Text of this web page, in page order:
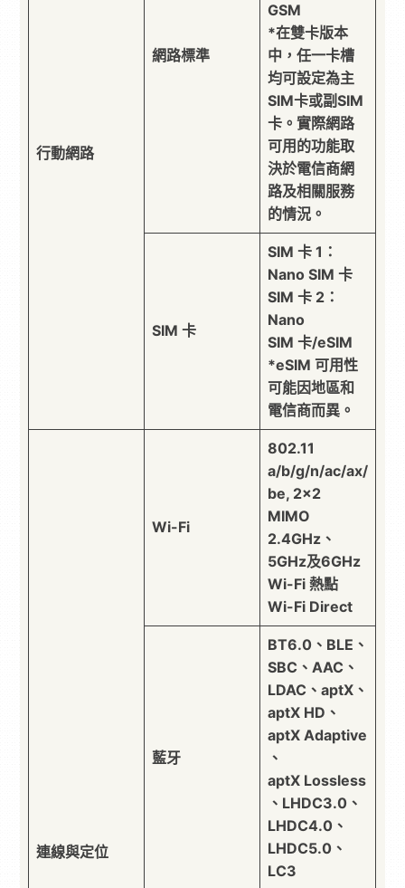
行動網路
網路標準
GSM
*在雙卡版本
中，任一卡槽
均可設定為主
SIM卡或副SIM
卡。實際網路
可用的功能取
決於電信商網
路及相關服務
的情況。
SIM 卡
SIM 卡 1：
Nano SIM 卡
SIM 卡 2：
Nano
SIM 卡/eSIM
*eSIM 可用性
可能因地區和
電信商而異。
連線與定位
Wi-Fi
802.11
a/b/g/n/ac/ax/
be, 2×2
MIMO
2.4GHz、
5GHz及6GHz
Wi-Fi 熱點
Wi-Fi Direct
藍牙
BT6.0、BLE、
SBC、AAC、
LDAC、aptX、
aptX HD、
aptX Adaptive
、
aptX Lossless
、LHDC3.0、
LHDC4.0、
LHDC5.0、
LC3